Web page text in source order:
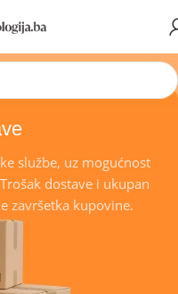
akcije 🔥
službe, uz mogućnost
dostave i ukupan
završetka kupovine.